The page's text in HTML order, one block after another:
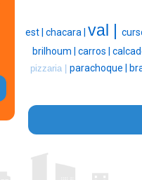
est | chacara | val |
brilhoum | carros |
pizzaria | parachoque |